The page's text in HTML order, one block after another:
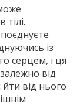
із
серцем, і ця
від
йти від нього